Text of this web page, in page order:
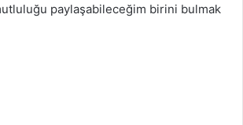
paylaşabileceğim birini bulmak